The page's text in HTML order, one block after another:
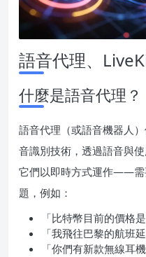
語音代理、
什麼是語音代理？
語音代理（或語音機器人
音識別技術，透過語音與
它們以即時方式運作——需
題，例如：
「比特幣目前的價格
「我飛往巴黎的航班
「你們有新款無線耳